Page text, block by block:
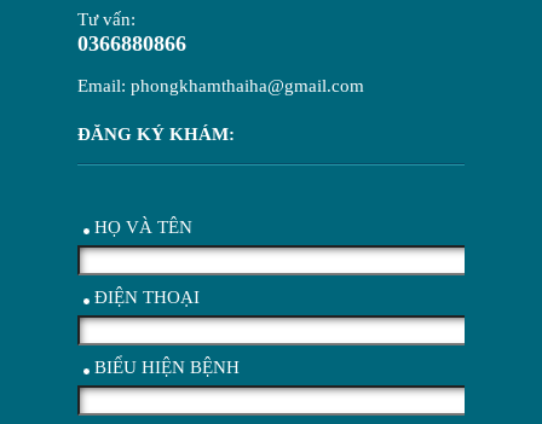
Tư vấn:
0366880866
Email: phongkhamthaiha@gmail.com
ĐĂNG KÝ KHÁM:
HỌ VÀ TÊN
ĐIỆN THOẠI
BIỂU HIỆN BỆNH